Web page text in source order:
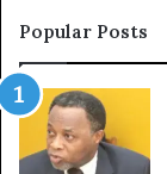
sous
discipline
Popular Posts